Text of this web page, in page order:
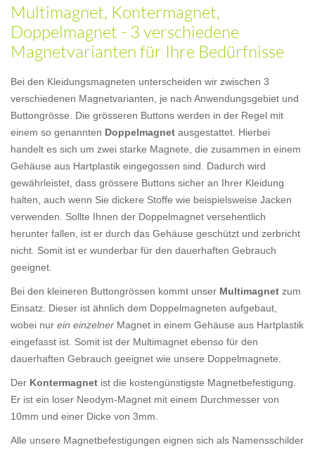
Multimagnet, Kontermagnet,
Doppelmagnet - 3 verschiedene
Magnetvarianten für Ihre Bedürfnisse
Bei den Kleidungsmagneten unterscheiden wir zwischen 3
verschiedenen Magnetvarianten, je nach Anwendungsgebiet und
Buttongrösse. Die grösseren Buttons werden in der Regel mit
einem so genannten Doppelmagnet ausgestattet. Hierbei
handelt es sich um zwei starke Magnete, die zusammen in einem
Gehäuse aus Hartplastik eingegossen sind. Dadurch wird
gewährleistet, dass grössere Buttons sicher an Ihrer Kleidung
halten, auch wenn Sie dickere Stoffe wie beispielsweise Jacken
verwenden. Sollte Ihnen der Doppelmagnet versehentlich
herunter fallen, ist er durch das Gehäuse geschützt und zerbricht
nicht. Somit ist er wunderbar für den dauerhaften Gebrauch
geeignet.
Bei den kleineren Buttongrössen kommt unser Multimagnet zum
Einsatz. Dieser ist ähnlich dem Doppelmagneten aufgebaut,
wobei nur ein einzelner Magnet in einem Gehäuse aus Hartplastik
eingefasst ist. Somit ist der Multimagnet ebenso für den
dauerhaften Gebrauch geeignet wie unsere Doppelmagnete.
Der Kontermagnet ist die kostengünstigste Magnetbefestigung.
Er ist ein loser Neodym-Magnet mit einem Durchmesser von
10mm und einer Dicke von 3mm.
Alle unsere Magnetbefestigungen eignen sich als Namensschilder